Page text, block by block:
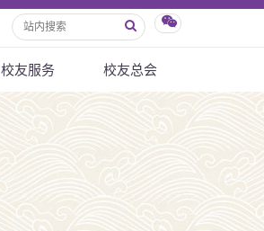
校友服务 校友总会